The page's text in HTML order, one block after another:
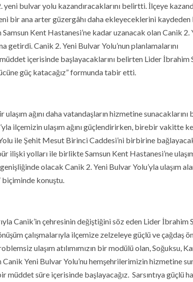
yeni bulvar yolu kazandıracaklarını belirtti. İlçeye
bir ana arter güzergâhı daha ekleyeceklerini kaydeden
Kent Hastanesi’ne kadar uzanacak olan Canik 2.
getirdi. Canik 2. Yeni Bulvar Yolu’nun planlamalarını
içerisinde başlayacaklarını belirten Lider İbrahim
güç katacağız” formunda tabir etti.
ağını daha vatandaşların hizmetine sunacaklarını
ilçemizin ulaşım ağını güçlendirirken, birebir vakitte
ile Şehit Mesut Birinci Caddesi’ni birbirine
ilişki yolları ile birlikte Samsun Kent Hastanesi’ne
olacak Canik 2. Yeni Bulvar Yolu’yla ulaşım
biçiminde konuştu.
Canik’in çehresinin değiştiğini söz eden Lider İbrahim
çalışmalarıyla ilçemize zelzeleye güçlü ve çağdaş
ulaşım atılımımızın bir modülü olan, Soğuksu,
Yeni Bulvar Yolu’nu hemşehrilerimizin hizmetine
müddet süre içerisinde başlayacağız. Sarsıntıya güçlü